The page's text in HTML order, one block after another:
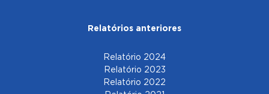
Relatórios anteriores
Relatório 2024
Relatório 2023
Relatório 2022